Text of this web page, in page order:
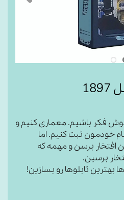
خوش فکر باشیم. معماری کنیم و
خودمون ثبت کنیم. اما
افتخار برسن و مهمه که
برسین.
بهترین تابلوها رو بسازین!